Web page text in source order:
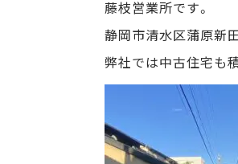
藤枝営業所です。
静岡市清水区蒲原新
弊社では中古住宅も